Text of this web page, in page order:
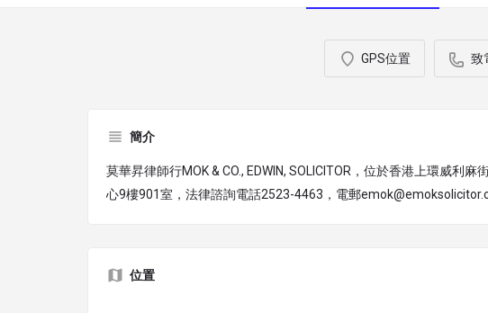
GPS位置 致
簡介
莫華昇律師行MOK & CO., EDWIN, SOLICITOR，位於香港上環威利麻
心9樓901室，法律諮詢電話2523-4463，電郵
位置